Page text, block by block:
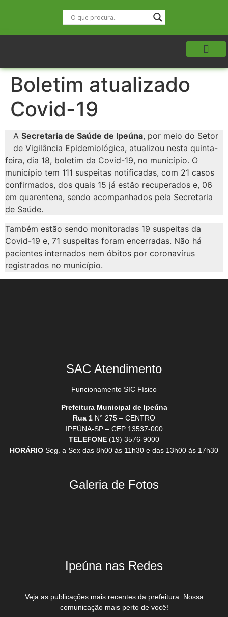
Boletim atualizado
Covid-19
A Secretaria de Saúde de Ipeúna, por meio do Setor
de Vigilância Epidemiológica, atualizou nesta quinta-
feira, dia 18, boletim da Covid-19, no município. O
município tem 111 suspeitas notificadas, com 21 casos
confirmados, dos quais 15 já estão recuperados e, 06
em quarentena, sendo acompanhados pela Secretaria
de Saúde.
Também estão sendo monitoradas 19 suspeitas da
Covid-19 e, 71 suspeitas foram encerradas. Não há
pacientes internados nem óbitos por coronavírus
registrados no município.
SAC Atendimento
Funcionamento SIC Físico
Prefeitura Municipal de Ipeúna
Rua 1 N° 275 – CENTRO
IPEÚNA-SP – CEP 13537-000
TELEFONE (19) 3576-9000
HORÁRIO Seg. a Sex das 8h00 às 11h30 e das 13h00 às 17h30
Galeria de Fotos
Ipeúna nas Redes
Veja as publicações mais recentes da prefeitura. Nossa
comunicação mais perto de você!